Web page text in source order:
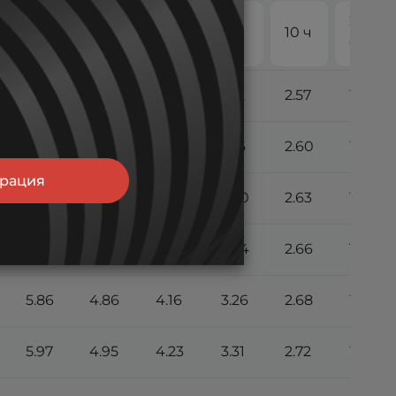
4 ч 5 ч 6 ч 8 ч 10 ч
20
ч
5.58 4.64 3.97 3.12 2.57 1.37
5.66 4.70 3.16 2.60 1.39
4.76 3.20 2.63 1.40
3.24 2.66 1.41
5.86 4.86 4.16 3.26 2.68 1.42
5.97 4.95 4.23 3.31 2.72 1.44